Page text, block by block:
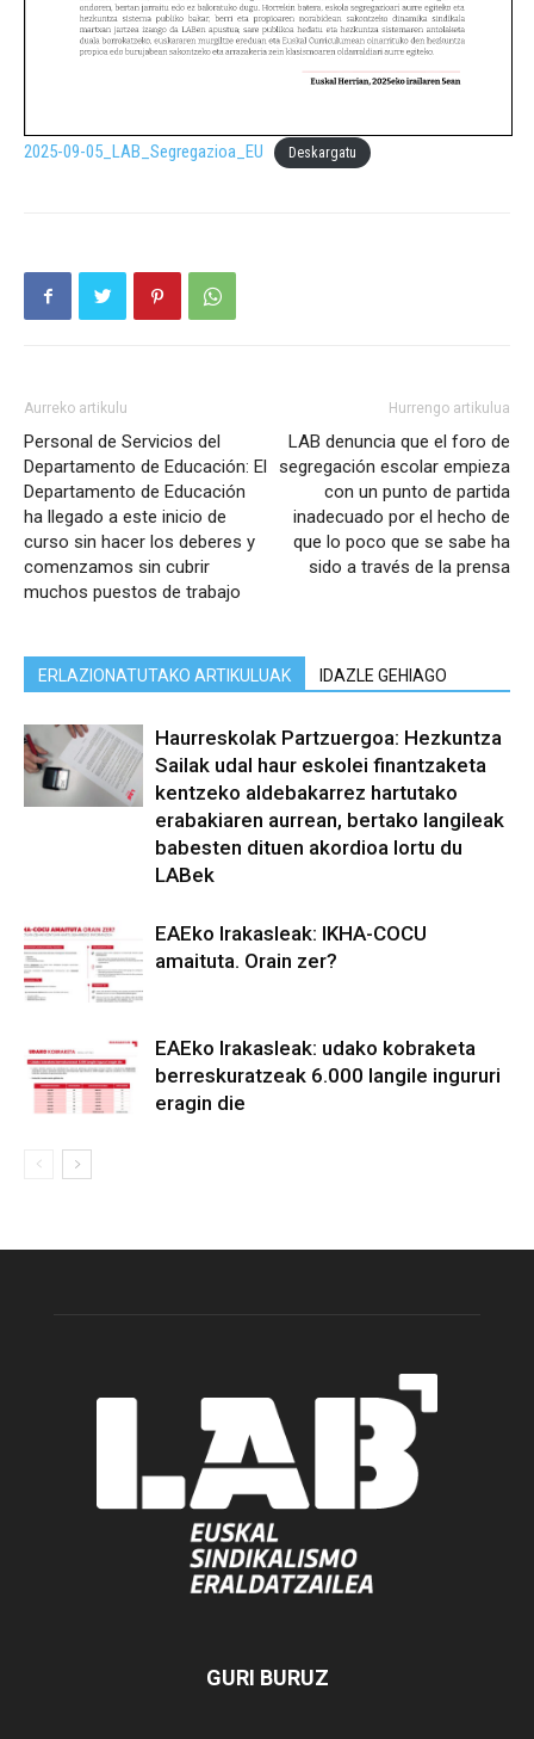
2025-09-05_LAB_Segregazioa_EU Deskargatu
Aurreko artikulu
Personal de Servicios del
Departamento de Educación: El
Departamento de Educación
ha llegado a este inicio de
curso sin hacer los deberes y
comenzamos sin cubrir
muchos puestos de trabajo
Hurrengo artikulua
LAB denuncia que el foro de
segregación escolar empieza
con un punto de partida
inadecuado por el hecho de
que lo poco que se sabe ha
sido a través de la prensa
ERLAZIONATUTAKO ARTIKULUAK IDAZLE GEHIAGO
Haurreskolak Partzuergoa: Hezkuntza
Sailak udal haur eskolei finantzaketa
kentzeko aldebakarrez hartutako
erabakiaren aurrean, bertako langileak
babesten dituen akordioa lortu du
LABek
EAEko Irakasleak: IKHA-COCU
amaituta. Orain zer?
EAEko Irakasleak: udako kobraketa
berreskuratzeak 6.000 langile ingururi
eragin die
GURI BURUZ